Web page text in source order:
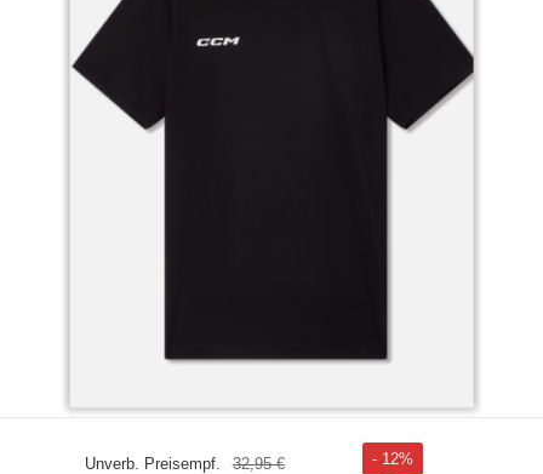
Unverb. Preisempf. 32,95 € - 12%